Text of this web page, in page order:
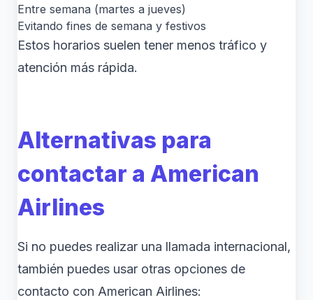
Entre semana (martes a jueves)
Evitando fines de semana y festivos
Estos horarios suelen tener menos tráfico y
atención más rápida.
Alternativas para
contactar a American
Airlines
Si no puedes realizar una llamada internacional,
también puedes usar otras opciones de
contacto con American Airlines: